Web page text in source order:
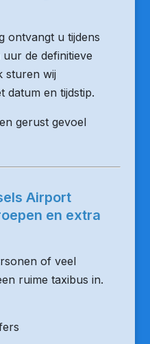
ontvangt u tijdens
de definitieve
sturen wij
datum en tijdstip.
gerust gevoel
Airport
en extra
of veel
ruime taxibus in.